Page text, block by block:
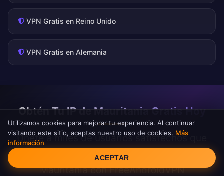
VPN Gratis en Reino Unido
VPN Gratis en Alemania
Obtén Tu IP de Mauritania Gratis Hoy
Únete a miles de usuarios satisfechos que
disfrutan de acceso ilimitado al contenido de
Mauritania con FreeAndroidVPN
Consentimiento de cookies
Utilizamos cookies para mejorar tu experiencia. Al continuar
visitando este sitio, aceptas nuestro uso de cookies. Más
información
ACEPTAR